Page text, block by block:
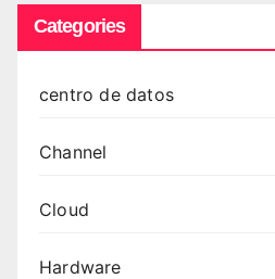
Categories
centro de datos
Channel
Cloud
Hardware